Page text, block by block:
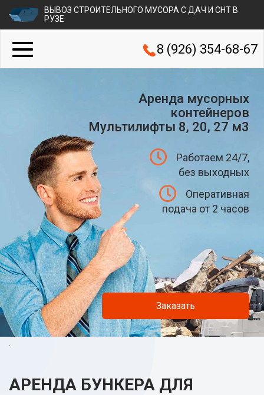
ВЫВОЗ СТРОИТЕЛЬНОГО МУСОРА С ДАЧ И СНТ В
РУЗЕ
8 (926) 354-68-67
Аренда мусорных
контейнеров
Мультилифты 8, 20, 27 м3
Работаем 24/7,
без выходных
Оперативная
подача от 2 часов
Заказать
.
АРЕНДА БУНКЕРА ДЛЯ